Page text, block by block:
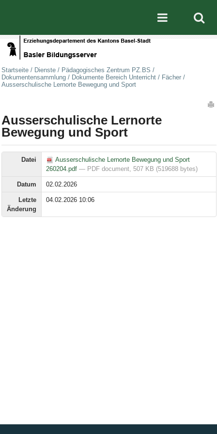
Mobile
Startseite / Dienste / Pädagogisches Zentrum PZ.BS /
Dokumentensammlung / Dokumente Bereich Unterricht / Fächer /
Ausserschulische Lernorte Bewegung und Sport
Ausserschulische Lernorte
Bewegung und Sport
Datei
Ausserschulische Lernorte Bewegung und Sport
260204.pdf— PDF document, 507 KB (519688 bytes)
Datum 02.02.2026
Letzte
Änderung
04.02.2026 10:06